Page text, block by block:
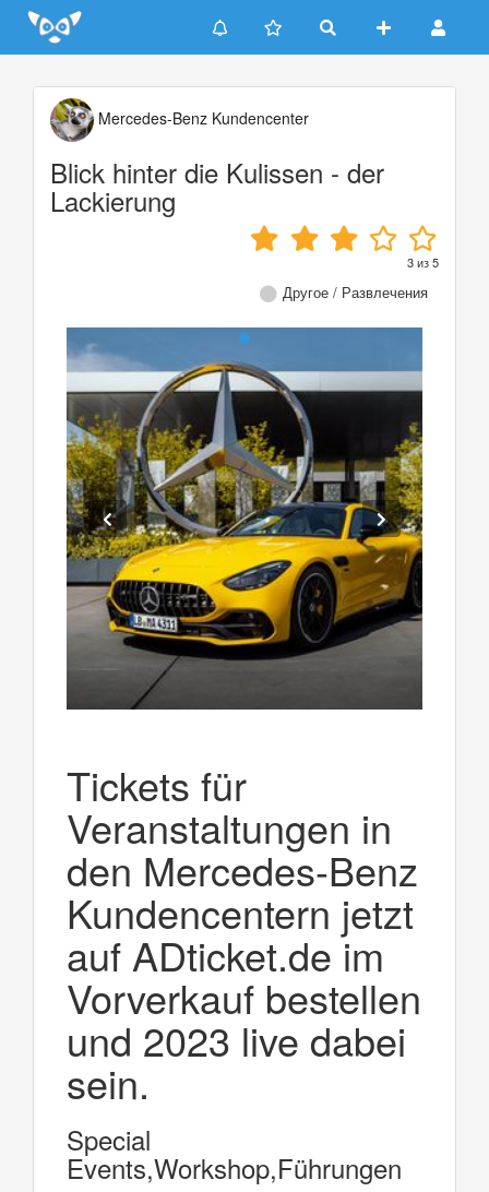
Update cookies preferences
Mercedes-Benz Kundencenter
Blick hinter die Kulissen - der
Lackierung
3из5
Другое / Развлечения
Tickets für
Veranstaltungen in
den Mercedes-Benz
Kundencentern jetzt
auf ADticket.de im
Vorverkauf bestellen
und 2023 live dabei
sein.
Special
Events,Workshop,Führungen